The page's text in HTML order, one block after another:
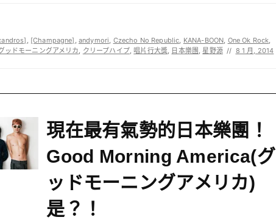
, [Champagne] , andymori, Czecho No Republic, KANA-BOON, One Ok Rock,
ッドモーニングアメリカ, クリープハイプ, 唱片行大獎, 日本樂團 ,星野源 // 8 1 月, 2014
現在最有氣勢的日本樂團！
Good Morning America(グ
ッドモーニングアメリカ)
是？！